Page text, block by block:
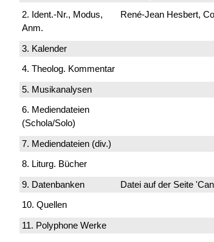
2. Ident.-Nr., Modus,
Anm.
René-Jean Hesbert,
3. Kalender
4. Theolog. Kommentar
5. Musikanalysen
6. Mediendateien
(Schola/Solo)
7. Mediendateien (div.)
8. Liturg. Bücher
9. Datenbanken
Datei auf der Seite
10. Quellen
11. Polyphone Werke